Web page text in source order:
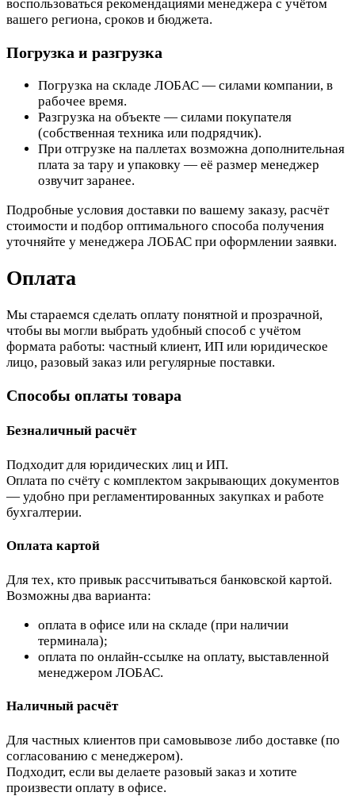
воспользоваться рекомендациями менеджера с учётом
вашего региона, сроков и бюджета.
Погрузка и разгрузка
Погрузка на складе ЛОБАС — силами компании, в
рабочее время.
Разгрузка на объекте — силами покупателя
(собственная техника или подрядчик).
При отгрузке на паллетах возможна дополнительная
плата за тару и упаковку — её размер менеджер
озвучит заранее.
Подробные условия доставки по вашему заказу, расчёт
стоимости и подбор оптимального способа получения
уточняйте у менеджера ЛОБАС при оформлении заявки.
Оплата
Мы стараемся сделать оплату понятной и прозрачной,
чтобы вы могли выбрать удобный способ с учётом
формата работы: частный клиент, ИП или юридическое
лицо, разовый заказ или регулярные поставки.
Способы оплаты товара
Безналичный расчёт
Подходит для юридических лиц и ИП.
Оплата по счёту с комплектом закрывающих документов
— удобно при регламентированных закупках и работе
бухгалтерии.
Оплата картой
Для тех, кто привык рассчитываться банковской картой.
Возможны два варианта:
оплата в офисе или на складе (при наличии
терминала);
оплата по онлайн-ссылке на оплату, выставленной
менеджером ЛОБАС.
Наличный расчёт
Для частных клиентов при самовывозе либо доставке (по
согласованию с менеджером).
Подходит, если вы делаете разовый заказ и хотите
произвести оплату в офисе.